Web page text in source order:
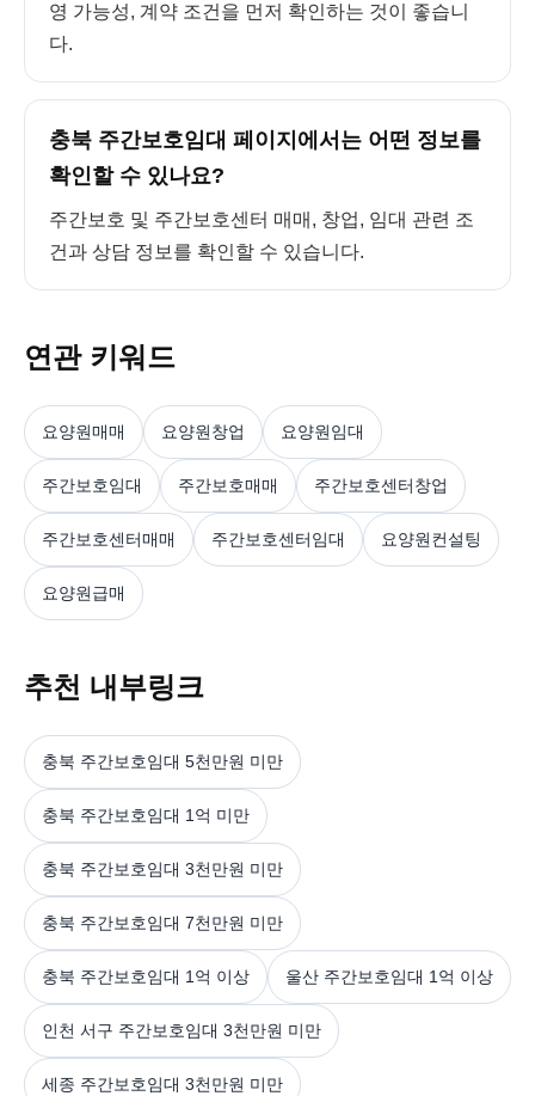
영 가능성, 계약 조건을 먼저 확인하는 것이 좋습니
다.
충북 주간보호임대 페이지에서는 어떤 정보를
확인할 수 있나요?
주간보호 및 주간보호센터 매매, 창업, 임대 관련 조
건과 상담 정보를 확인할 수 있습니다.
연관 키워드
요양원매매 요양원창업 요양원임대
주간보호임대 주간보호매매 주간보호센터창업
주간보호센터매매 주간보호센터임대 요양원컨설팅
요양원급매
추천 내부링크
충북 주간보호임대 5천만원 미만
충북 주간보호임대 1억 미만
충북 주간보호임대 3천만원 미만
충북 주간보호임대 7천만원 미만
충북 주간보호임대 1억 이상 울산 주간보호임대 1억 이상
인천 서구 주간보호임대 3천만원 미만
세종 주간보호임대 3천만원 미만